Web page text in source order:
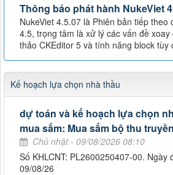
Thông báo phát hành NukeViet
NukeViet 4.5.07 là Phiên bản tiếp theo
4.5, trọng tâm là xử lý các vấn đề
thảo CKEditor 5 và tính năng block tùy
Kế hoạch lựa chọn nhà thầu
dự toán và kế hoạch lựa chọn
mua sắm: Mua sắm bộ thu
Chủ nhật - 09/08/2026 08:10
Số KHLCNT: PL2600250407-00. Ngày
09/08/26